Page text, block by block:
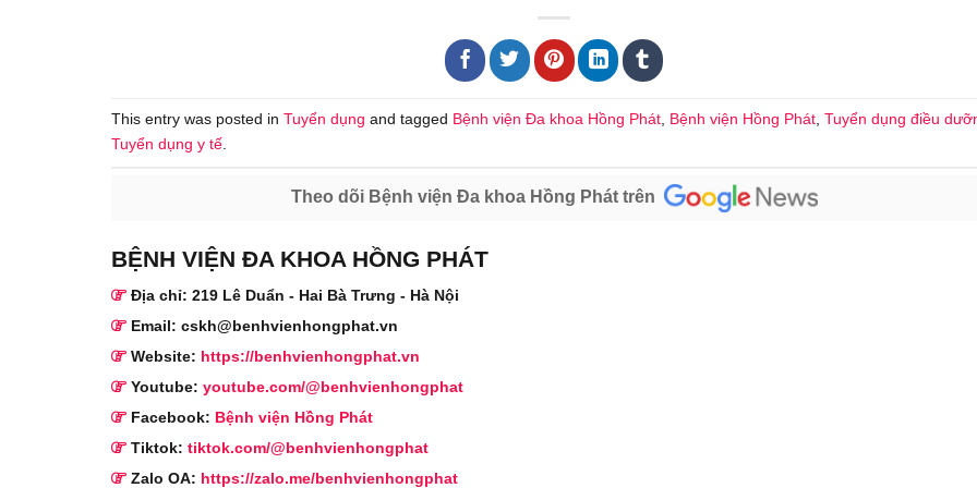
This entry was posted in Tuyển dụng and tagged Bệnh viện Đa khoa Hồng Phát, Bệnh viện Hồng Phát, Tuyển dụng điều
Tuyển dụng y tế.
Theo dõi Bệnh viện Đa khoa Hồng Phát trên
BỆNH VIỆN ĐA KHOA HỒNG PHÁT
Địa chỉ: 219 Lê Duẩn - Hai Bà Trưng - Hà Nội
Email: cskh@benhvienhongphat.vn
Website: https://benhvienhongphat.vn
Youtube: youtube.com/@benhvienhongphat
Facebook: Bệnh viện Hồng Phát
Tiktok: tiktok.com/@benhvienhongphat
Zalo OA: https://zalo.me/benhvienhongphat